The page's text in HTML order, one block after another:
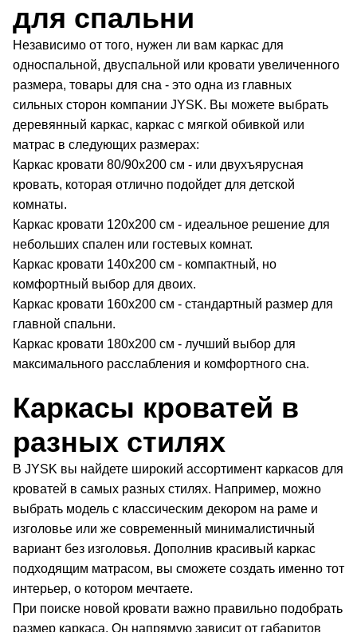
для спальни
Независимо от того, нужен ли вам каркас для
односпальной, двуспальной или кровати увеличенного
размера, товары для сна - это одна из главных
сильных сторон компании JYSK. Вы можете выбрать
деревянный каркас, каркас с мягкой обивкой или
матрас в следующих размерах:
Каркас кровати 80/90x200 см - или двухъярусная
кровать, которая отлично подойдет для детской
комнаты.
Каркас кровати 120x200 см - идеальное решение для
небольших спален или гостевых комнат.
Каркас кровати 140x200 см - компактный, но
комфортный выбор для двоих.
Каркас кровати 160x200 см - стандартный размер для
главной спальни.
Каркас кровати 180x200 см - лучший выбор для
максимального расслабления и комфортного сна.
Каркасы кроватей в
разных стилях
В JYSK вы найдете широкий ассортимент каркасов для
кроватей в самых разных стилях. Например, можно
выбрать модель с классическим декором на раме и
изголовье или же современный минималистичный
вариант без изголовья. Дополнив красивый каркас
подходящим матрасом, вы сможете создать именно тот
интерьер, о котором мечтаете.
При поиске новой кровати важно правильно подобрать
размер каркаса. Он напрямую зависит от габаритов